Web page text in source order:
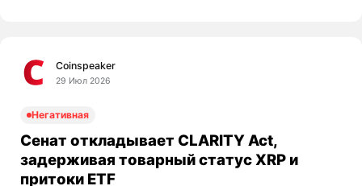
Coinspeaker
29 Июл 2026
Негативная
Сенат откладывает CLARITY Act,
задерживая товарный статус XRP и
притоки ETF